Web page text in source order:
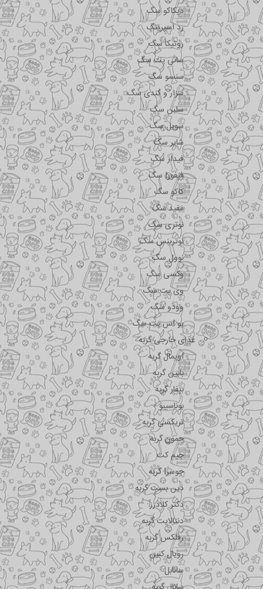
دیکاکو سگ
رد اسپرینگ
روتیکا سگ
سانی پت سگ
سنسو سگ
سزار و کندی سگ
سلبن سگ
سویل سگ
شایر سگ
فیدار سگ
فیفورا سگ
کاکو سگ
مفید سگ
نوتری سگ
نوترینس سگ
نوول سگ
وکسی سگ
وی پت سگ
وودو سگ
یو اس پت سگ
غذای خارجی گربه
اویمال گربه
بابین گربه
بیفار گربه
بوناسیبو
تریکسی گربه
جمون گربه
جیم کت
جوسرا گربه
دین بست گربه
دکتر کلادرز
دنتالایت گربه
رفلکس گربه
رویال کنین
سانابل